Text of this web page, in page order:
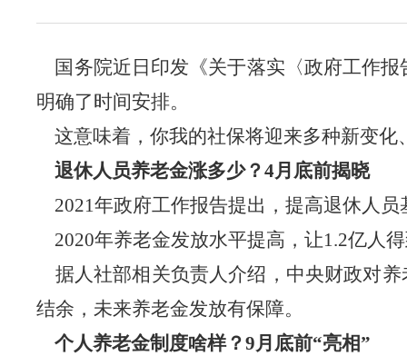
国务院近日印发《关于落实〈政府工作报
明确了时间安排。
这意味着，你我的社保将迎来多种新变化
退休人员养老金涨多少？4月底前揭晓
2021年政府工作报告提出，提高退休人
2020年养老金发放水平提高，让1.2亿人
据人社部相关负责人介绍，中央财政对养
结余，未来养老金发放有保障。
个人养老金制度啥样？9月底前“亮相”